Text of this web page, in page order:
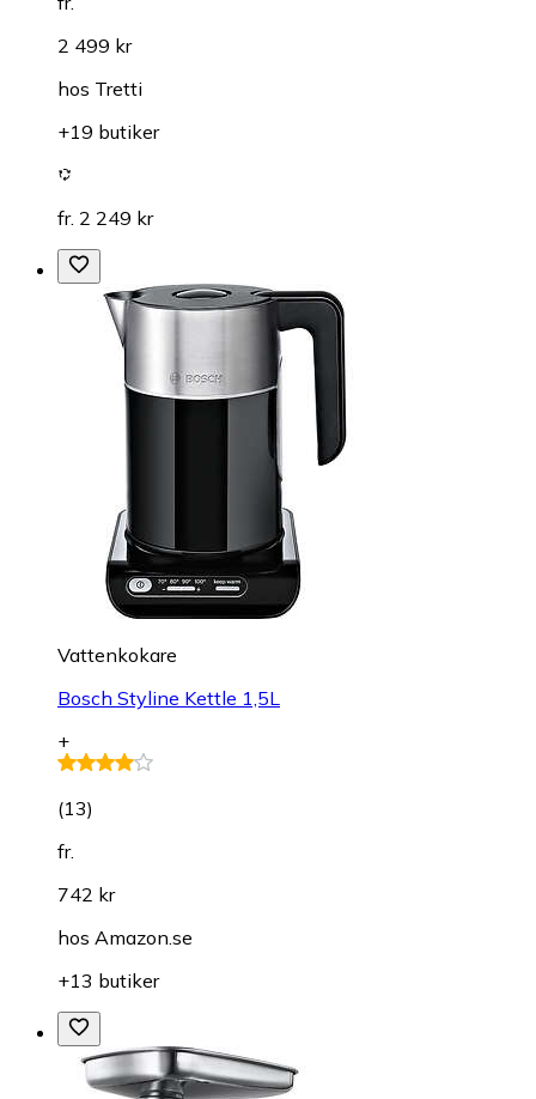
2 499 kr
hos Tretti
+19 butiker
fr. 2 249 kr
Vattenkokare
Bosch Styline Kettle 1,5L
+
(13)
fr.
742 kr
hos Amazon.se
+13 butiker